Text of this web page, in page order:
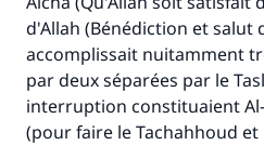
d'Allah (Bénédiction et salut
accomplissait nuitamment
par deux séparées par le
interruption constituaient
(pour faire le Tachahhoud